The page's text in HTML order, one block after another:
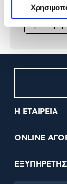
219,90€
Προσθήκη
Η ΕΤΑΙΡΕΙΑ
ONLINE